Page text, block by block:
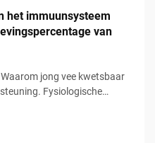
het immuunsysteem
van
jong vee kwetsbaar
Fysiologische
komen, is hun aangeleerd